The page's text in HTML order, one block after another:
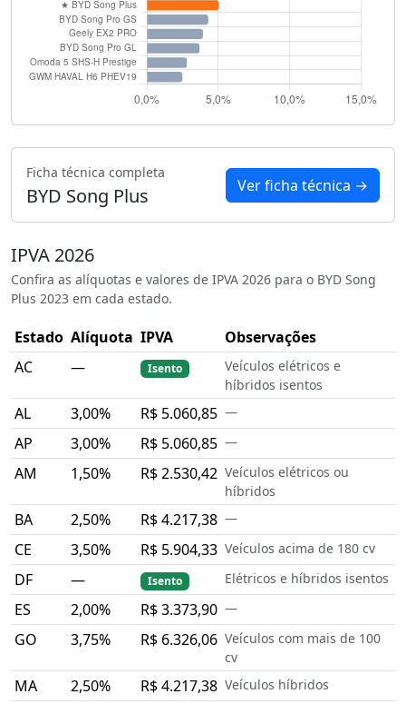
Ficha técnica completa
BYD Song Plus Ver ficha técnica →
IPVA 2026
Confira as alíquotas e valores de IPVA 2026 para o BYD Song
Plus 2023 em cada estado.
Estado Alíquota IPVA
Observações
AC
— Isento
Veículos elétricos e
híbridos isentos
AL 3,00% R$ 5.060,85 —
AP 3,00% R$ 5.060,85 —
AM 1,50% R$ 2.530,42 Veículos elétricos ou
híbridos
BA 2,50% R$ 4.217,38 —
CE 3,50% R$ 5.904,33 Veículos acima de 180 cv
DF — Isento Elétricos e híbridos isentos
ES 2,00% R$ 3.373,90 —
GO 3,75% R$ 6.326,06 Veículos com mais de 100
cv
MA 2,50% R$ 4.217,38 Veículos híbridos